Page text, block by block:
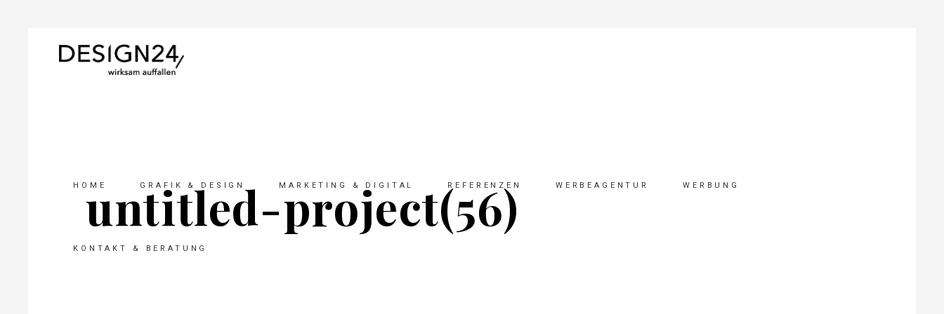
HOME GRAFIK & DESIGN MARKETING & DIGITAL REFERENZEN WERBEAGENTUR WERBUNG
KONTAKT & BERATUNG
untitled-project(56)